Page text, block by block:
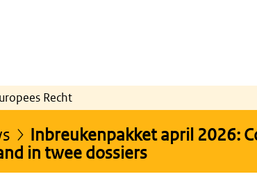
Recht
Inbreukenpakket april 2026:
in twee dossiers